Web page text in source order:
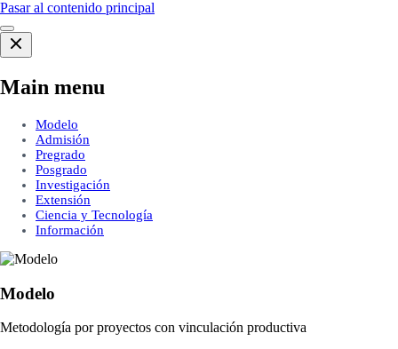
Pasar al contenido principal
Main menu
Modelo
Admisión
Pregrado
Posgrado
Investigación
Extensión
Ciencia y Tecnología
Información
Modelo
Metodología por proyectos con vinculación productiva